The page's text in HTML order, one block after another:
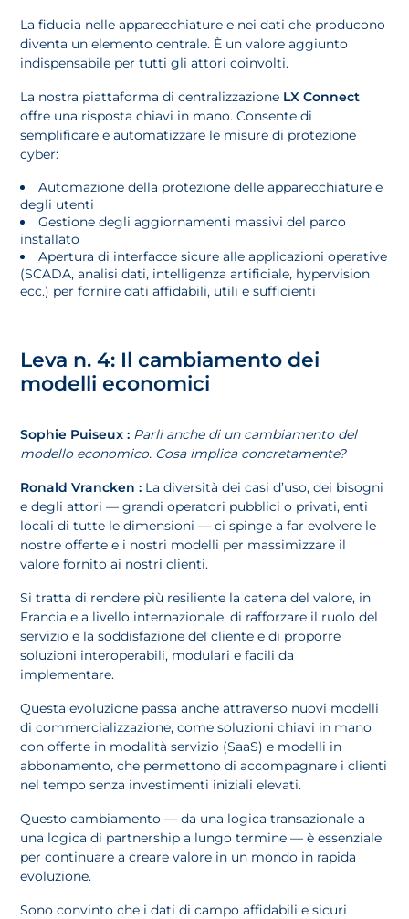
La fiducia nelle apparecchiature e nei dati che producono
diventa un elemento centrale. È un valore aggiunto
indispensabile per tutti gli attori coinvolti.
La nostra piattaforma di centralizzazione LX Connect
offre una risposta chiavi in mano. Consente di
semplificare e automatizzare le misure di protezione
cyber:
Automazione della protezione delle apparecchiature e
degli utenti
Gestione degli aggiornamenti massivi del parco
installato
Apertura di interfacce sicure alle applicazioni operative
(SCADA, analisi dati, intelligenza artificiale, hypervision
ecc.) per fornire dati affidabili, utili e sufficienti
Leva n. 4: Il cambiamento dei
modelli economici
Sophie Puiseux : Parli anche di un cambiamento del
modello economico. Cosa implica concretamente?
Ronald Vrancken : La diversità dei casi d’uso, dei bisogni
e degli attori — grandi operatori pubblici o privati, enti
locali di tutte le dimensioni — ci spinge a far evolvere le
nostre offerte e i nostri modelli per massimizzare il
valore fornito ai nostri clienti.
Si tratta di rendere più resiliente la catena del valore, in
Francia e a livello internazionale, di rafforzare il ruolo del
servizio e la soddisfazione del cliente e di proporre
soluzioni interoperabili, modulari e facili da
implementare.
Questa evoluzione passa anche attraverso nuovi modelli
di commercializzazione, come soluzioni chiavi in mano
con offerte in modalità servizio (SaaS) e modelli in
abbonamento, che permettono di accompagnare i clienti
nel tempo senza investimenti iniziali elevati.
Questo cambiamento — da una logica transazionale a
una logica di partnership a lungo termine — è essenziale
per continuare a creare valore in un mondo in rapida
evoluzione.
Sono convinto che i dati di campo affidabili e sicuri